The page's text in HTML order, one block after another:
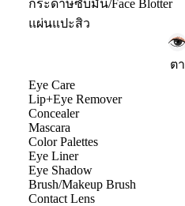
กระดาษซับมัน/Face Blotter
แผ่นแปะสิว
ตา
Eye Care
Lip+Eye Remover
Concealer
Mascara
Color Palettes
Eye Liner
Eye Shadow
Brush/Makeup Brush
Contact Lens